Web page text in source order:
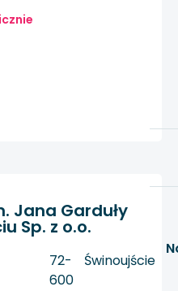
Jana Garduły
Sp. z o.o.
72-
600
Świnoujście